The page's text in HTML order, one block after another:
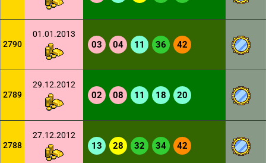
2790
01.01.2013
03 04 11 36 42
2789
29.12.2012
02 08 11 18 20
2788
27.12.2012
13 28 32 34 42